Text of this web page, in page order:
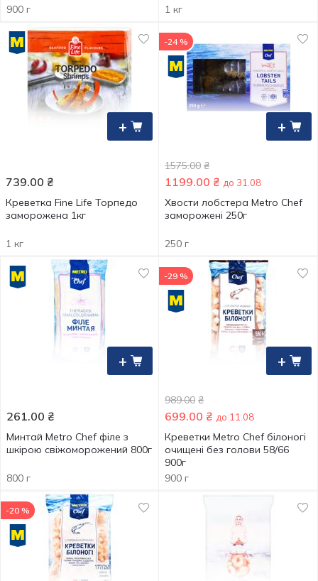
900 г 1 кг
+
739.00 ₴
Креветка Fine Life Торпедо
заморожена 1кг
1 кг
+
-24 %
1575.00 ₴
1199.00 ₴ до 31.08
Хвости лобстера Metro Chef
заморожені 250г
250 г
+
261.00 ₴
Минтай Metro Chef філе з
шкірою свіжоморожений 800г
800 г
+
-29 %
989.00 ₴
699.00 ₴ до 11.08
Креветки Metro Chef білоногі
очищені без голови 58/66
900г
900 г
-20 %